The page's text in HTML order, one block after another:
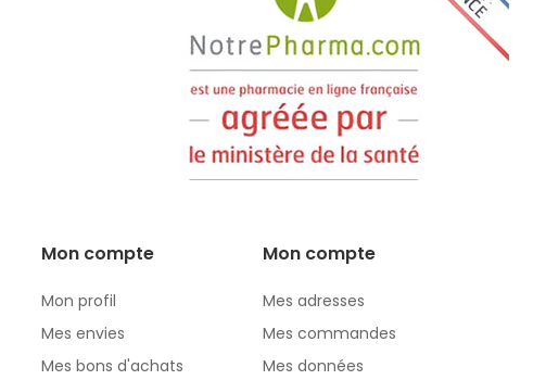
Mon compte
Mon profil
Mes envies
Mes bons d'achats
Mon compte
Mes adresses
Mes commandes
Mes données